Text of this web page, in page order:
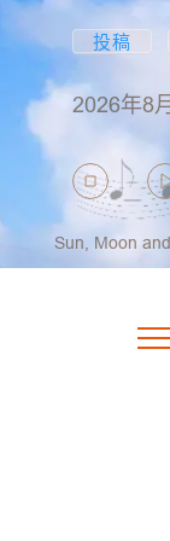
投稿
2026年8
Sun, Moon